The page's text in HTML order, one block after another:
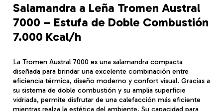
Salamandra a Leña Tromen Austral
7000 – Estufa de Doble Combustión
7.000 Kcal/h
La Tromen Austral 7000 es una salamandra compacta
diseñada para brindar una excelente combinación entre
eficiencia térmica, diseño moderno y confort visual. Gracias a
su sistema de doble combustión y su amplia superficie
vidriada, permite disfrutar de una calefacción más eficiente
mientras realza la estética del ambiente. Su capacidad para